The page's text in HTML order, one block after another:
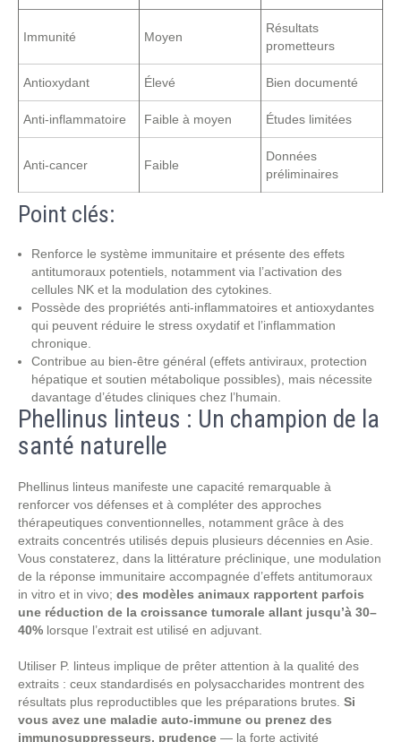
Immunité Moyen
Résultats
prometteurs
Antioxydant Élevé Bien documenté
Anti-inflammatoire Faible à moyen Études limitées
Anti-cancer Faible
Données
préliminaires
Point clés:
Renforce le système immunitaire et présente des effets
antitumoraux potentiels, notamment via l’activation des
cellules NK et la modulation des cytokines.
Possède des propriétés anti-inflammatoires et antioxydantes
qui peuvent réduire le stress oxydatif et l’inflammation
chronique.
Contribue au bien‑être général (effets antiviraux, protection
hépatique et soutien métabolique possibles), mais nécessite
davantage d’études cliniques chez l’humain.
Phellinus linteus : Un champion de la
santé naturelle
Phellinus linteus manifeste une capacité remarquable à
renforcer vos défenses et à compléter des approches
thérapeutiques conventionnelles, notamment grâce à des
extraits concentrés utilisés depuis plusieurs décennies en Asie.
Vous constaterez, dans la littérature préclinique, une modulation
de la réponse immunitaire accompagnée d’effets antitumoraux
in vitro et in vivo; des modèles animaux rapportent parfois
une réduction de la croissance tumorale allant jusqu’à 30–
40% lorsque l’extrait est utilisé en adjuvant.
Utiliser P. linteus implique de prêter attention à la qualité des
extraits : ceux standardisés en polysaccharides montrent des
résultats plus reproductibles que les préparations brutes. Si
vous avez une maladie auto-immune ou prenez des
immunosuppresseurs, prudence — la forte activité